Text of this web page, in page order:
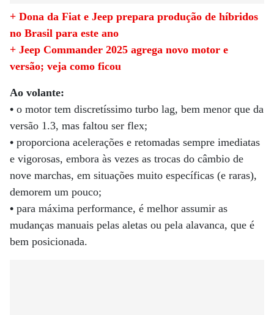
+ Dona da Fiat e Jeep prepara produção de híbridos
no Brasil para este ano
+ Jeep Commander 2025 agrega novo motor e
versão; veja como ficou
Ao volante:
• o motor tem discretíssimo turbo lag, bem menor que da
versão 1.3, mas faltou ser flex;
• proporciona acelerações e retomadas sempre imediatas
e vigorosas, embora às vezes as trocas do câmbio de
nove marchas, em situações muito específicas (e raras),
demorem um pouco;
• para máxima performance, é melhor assumir as
mudanças manuais pelas aletas ou pela alavanca, que é
bem posicionada.